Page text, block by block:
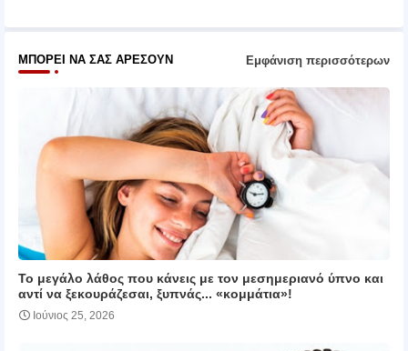
ΜΠΟΡΕΊ ΝΑ ΣΑΣ ΑΡΈΣΟΥΝ Εμφάνιση περισσότερων
Το μεγάλο λάθος που κάνεις με τον μεσημεριανό ύπνο και
αντί να ξεκουράζεσαι, ξυπνάς... «κομμάτια»!
Ιούνιος 25, 2026